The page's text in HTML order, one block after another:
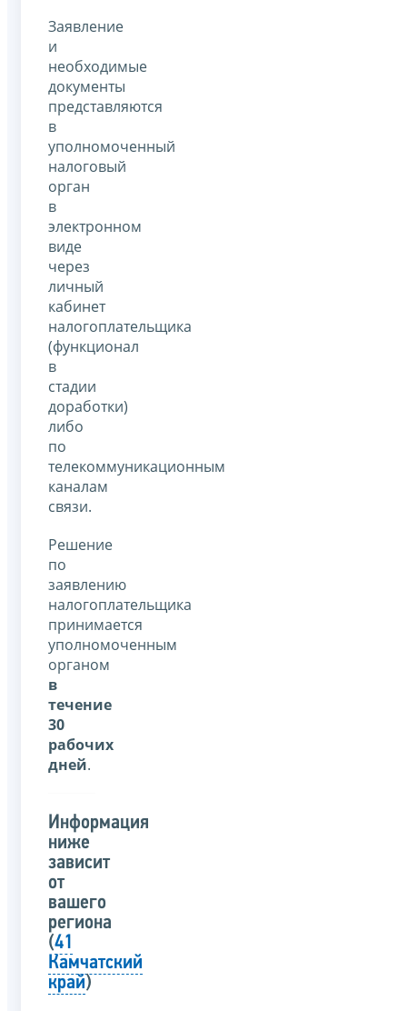
Заявление
и
необходимые
документы
представляются
в
уполномоченный
налоговый
орган
в
электронном
виде
через
личный
кабинет
налогоплательщика
(функционал
в
стадии
доработки)
либо
по
телекоммуникационным
каналам
связи.
Решение
по
заявлению
налогоплательщика
принимается
уполномоченным
органом
в
течение
30
рабочих
дней.
Информация
ниже
зависит
от
вашего
региона
(41
Камчатский
край)